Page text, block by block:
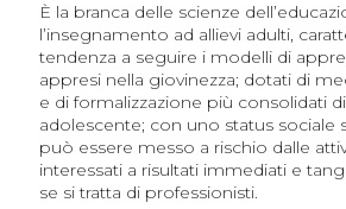
È la branca delle scienze
l’insegnamento ad allievi adulti,
tendenza a seguire i modelli di
appresi nella giovinezza; dotati di
e di formalizzazione più consolidati
adolescente; con uno status sociale
può essere messo a rischio dalle
interessati a risultati immediati e
se si tratta di professionisti.